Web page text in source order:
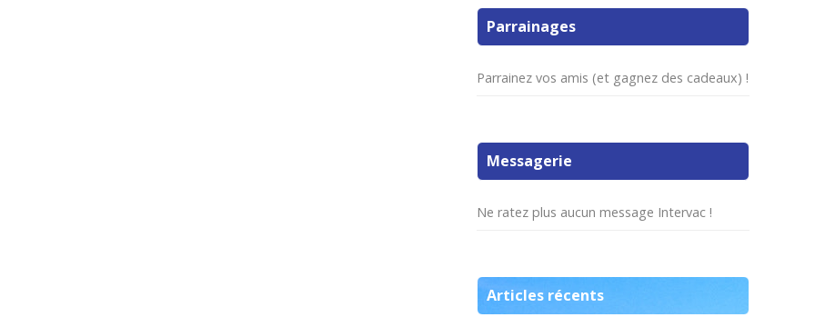
Parrainages
Parrainez vos amis (et gagnez des cadeaux) !
Messagerie
Ne ratez plus aucun message Intervac !
Articles récents